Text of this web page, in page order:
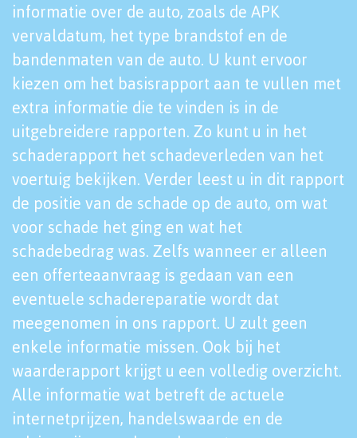
informatie over de auto, zoals de APK
vervaldatum, het type brandstof en de
bandenmaten van de auto. U kunt ervoor
kiezen om het basisrapport aan te vullen met
extra informatie die te vinden is in de
uitgebreidere rapporten. Zo kunt u in het
schaderapport het schadeverleden van het
voertuig bekijken. Verder leest u in dit rapport
de positie van de schade op de auto, om wat
voor schade het ging en wat het
schadebedrag was. Zelfs wanneer er alleen
een offerteaanvraag is gedaan van een
eventuele schadereparatie wordt dat
meegenomen in ons rapport. U zult geen
enkele informatie missen. Ook bij het
waarderapport krijgt u een volledig overzicht.
Alle informatie wat betreft de actuele
internetprijzen, handelswaarde en de